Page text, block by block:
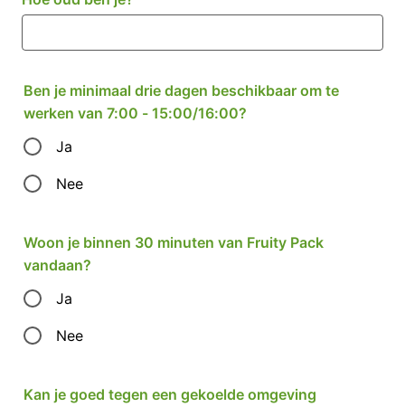
Ben je minimaal drie dagen beschikbaar om te
werken van 7:00 - 15:00/16:00?
Ja
Nee
Woon je binnen 30 minuten van Fruity Pack
vandaan?
Ja
Nee
Kan je goed tegen een gekoelde omgeving